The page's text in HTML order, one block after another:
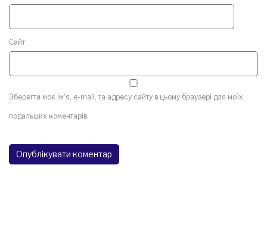
Сайт
Зберегти моє ім'я, e-mail, та адресу сайту в цьому браузері для моїх
подальших коментарів.